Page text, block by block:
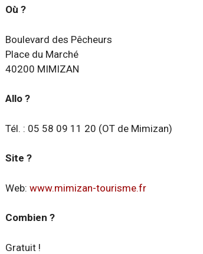
Où ?
Boulevard des Pêcheurs
Place du Marché
40200 MIMIZAN
Allo ?
Tél. : 05 58 09 11 20 (OT de Mimizan)
Site ?
Web:www.mimizan-tourisme.fr
Combien ?
Gratuit !